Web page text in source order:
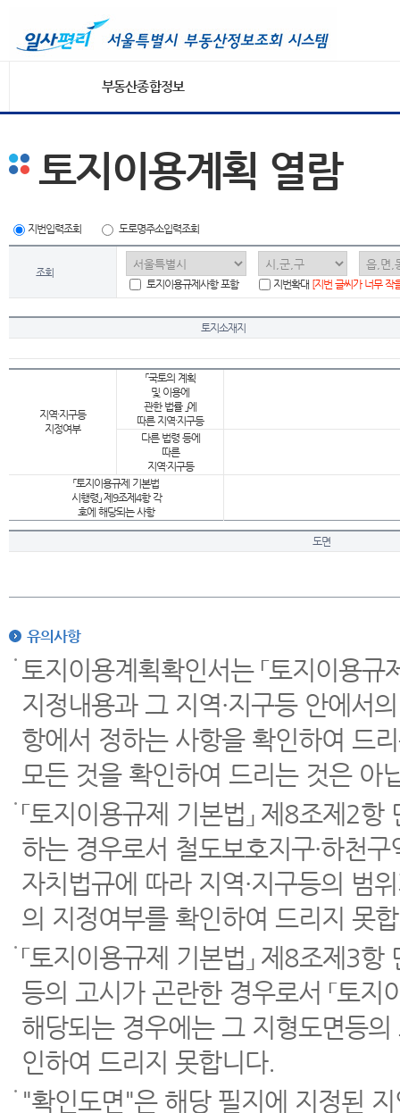
부동산종합정보
토지이용계획 열람
지번입력조회 도로명주소입력조회
조회
토지이용규제사항 포함
지번확대 [지번 글씨가 너무 작
토지소재지
지역·지구등
지정여부
「국토의 계획
및 이용에
관한 법률 」에
따른 지역·지구등
다른 법령 등에
따른
지역·지구등
「토지이용규제 기본법
시행령」 제9조제4항 각
호에 해당되는 사항
도면
유의사항
토지이용계획확인서는 「토지이용
지정내용과 그 지역·지구등 안에서
항에서 정하는 사항을 확인하여 드
모든 것을 확인하여 드리는 것은 아
「토지이용규제 기본법」 제8조제2
하는 경우로서 철도보호지구·하천
자치법규에 따라 지역·지구등의 범
의 지정여부를 확인하여 드리지 못
「토지이용규제 기본법」 제8조제3
등의 고시가 곤란한 경우로서 「토
해당되는 경우에는 그 지형도면등
인하여 드리지 못합니다.
"확인도면"은 해당 필지에 지정된